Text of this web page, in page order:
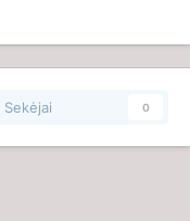
Sekėjai 0